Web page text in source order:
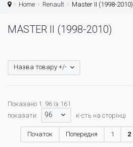
Home Renault Master II (1998-2010)
MASTER II (1998-2010)
Назва товару +/-
Показано 1. 96 із 161
показати:
96 к-сть на сторінці
Початок Попередня 1 2